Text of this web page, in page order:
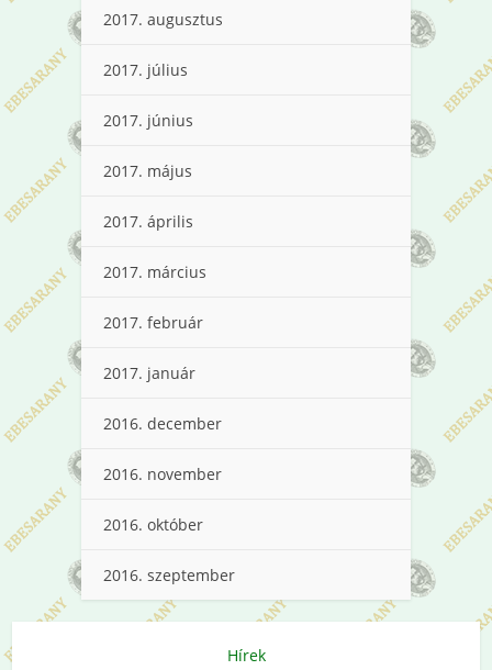
2017. augusztus
2017. július
2017. június
2017. május
2017. április
2017. március
2017. február
2017. január
2016. december
2016. november
2016. október
2016. szeptember
Hírek